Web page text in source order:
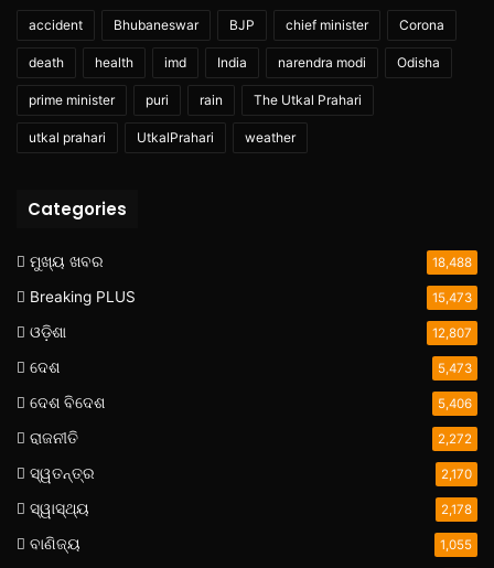
accident Bhubaneswar BJP chief minister Corona
death health imd India narendra modi Odisha
prime minister puri rain The Utkal Prahari
utkal prahari UtkalPrahari weather
Categories
ମୁଖ୍ୟ ଖବର 18,488
Breaking PLUS 15,473
ଓଡ଼ିଶା 12,807
ଦେଶ 5,473
ଦେଶ ବିଦେଶ 5,406
ରାଜନୀତି 2,272
ସ୍ୱତନ୍ତ୍ର 2,170
ସ୍ୱାସ୍ଥ୍ୟ 2,178
ବାଣିଜ୍ୟ 1,055